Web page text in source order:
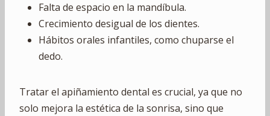
Falta de espacio en la mandíbula.
Crecimiento desigual de los dientes.
Hábitos orales infantiles, como chuparse el
dedo.
Tratar el apiñamiento dental es crucial, ya que no
solo mejora la estética de la sonrisa, sino que